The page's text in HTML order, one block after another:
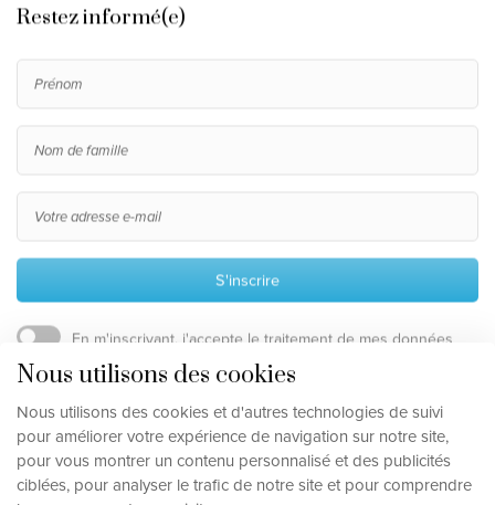
Nous utilisons des cookies
Nous utilisons des cookies et d'autres technologies de suivi
pour améliorer votre expérience de navigation sur notre site,
pour vous montrer un contenu personnalisé et des publicités
ciblées, pour analyser le trafic de notre site et pour comprendre
Restez informé(e)
S'inscrire
En m'inscrivant, j'accepte le traitement de mes données
personnelles, telles que décrites dans la
confidentialité.
Clause de non-responsabilité en matière de protection de la vie privée
Mettre à jour les préférences de cookies